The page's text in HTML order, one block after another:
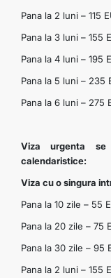
Pana la 2 luni – 115
Pana la 3 luni – 155
Pana la 4 luni – 195
Pana la 5 luni – 235
Pana la 6 luni – 275
Viza urgenta
calendaristice:
Viza cu o singura
Pana la 10 zile – 55
Pana la 20 zile – 75
Pana la 30 zile – 95
Pana la 2 luni – 155